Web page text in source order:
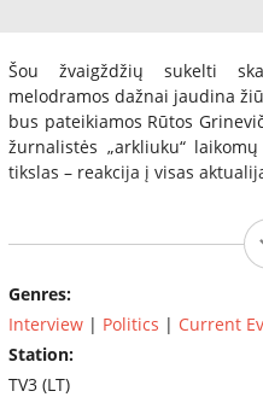
Šou žvaigždžių sukelti
melodramos dažnai jaudina
bus pateikiamos Rūtos
žurnalistės „arkliuku“
tikslas – reakcija į visas
Genres:
Interview | Politics | Current
Station:
TV3 (LT)